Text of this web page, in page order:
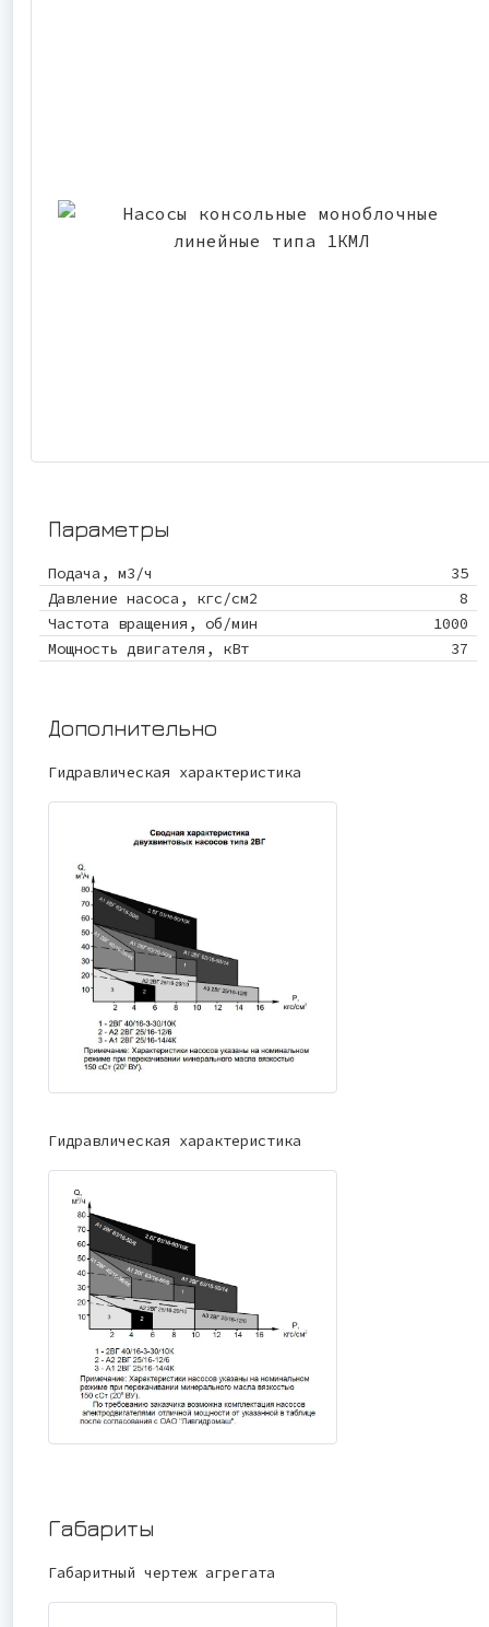
Параметры
Подача, м3/ч
35
Давление насоса, кгс/см2
8
Частота вращения, об/мин
1000
Мощность двигателя, кВт
37
Дополнительно
Гидравлическая характеристика
Гидравлическая характеристика
Габариты
Габаритный чертеж агрегата